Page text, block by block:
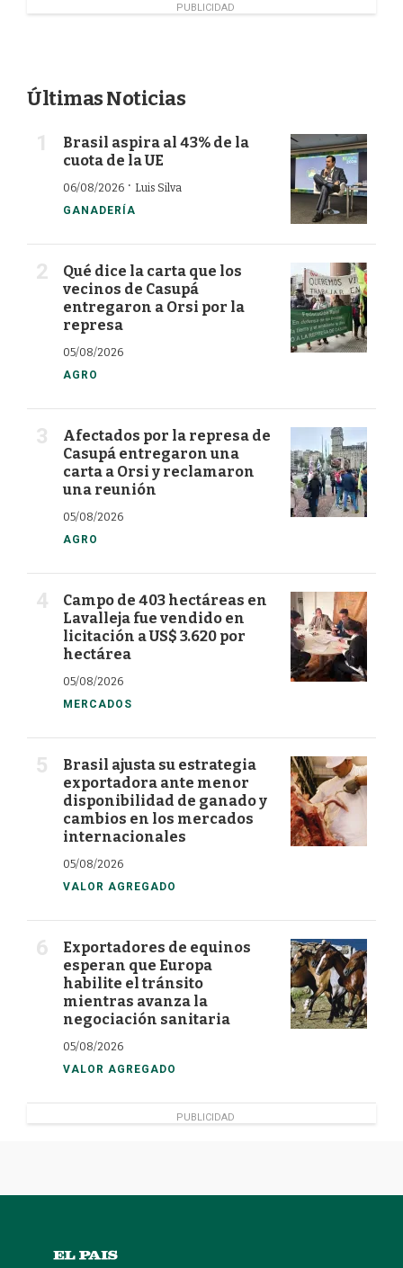
k
n
PUBLICIDAD
Últimas Noticias
Brasil aspira al 43% de la
cuota de la UE
06/08/2026 · Luis Silva
GANADERÍA
Qué dice la carta que los
vecinos de Casupá
entregaron a Orsi por la
represa
05/08/2026
AGRO
Afectados por la represa de
Casupá entregaron una
carta a Orsi y reclamaron
una reunión
05/08/2026
AGRO
Campo de 403 hectáreas en
Lavalleja fue vendido en
licitación a US$ 3.620 por
hectárea
05/08/2026
MERCADOS
Brasil ajusta su estrategia
exportadora ante menor
disponibilidad de ganado y
cambios en los mercados
internacionales
05/08/2026
VALOR AGREGADO
Exportadores de equinos
esperan que Europa
habilite el tránsito
mientras avanza la
negociación sanitaria
05/08/2026
VALOR AGREGADO
PUBLICIDAD